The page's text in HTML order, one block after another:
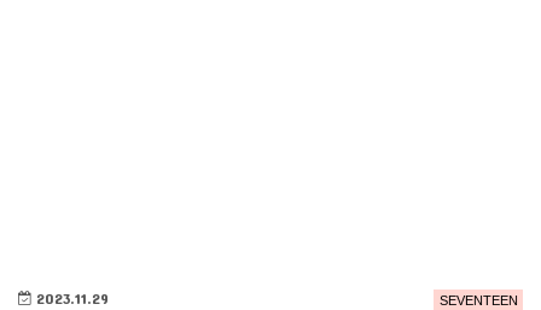
SEVENTEEN
2023.11.29